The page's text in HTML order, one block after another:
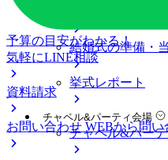
アニヴェルセル
結婚式の準備・
挙式レポート
チャペル&パーティ会場
チャペル&パー
予算の目安がわかる！
気軽にLINE相談
資料請求
お問い合わせ WEBから問い